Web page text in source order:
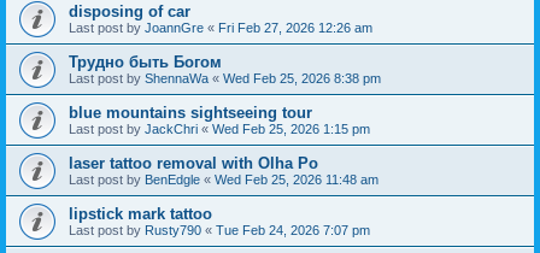
disposing of car
Last post by JoannGre « Fri Feb 27, 2026 12:26 am
Трудно быть Богом
Last post by ShennaWa « Wed Feb 25, 2026 8:38 pm
blue mountains sightseeing tour
Last post by JackChri « Wed Feb 25, 2026 1:15 pm
laser tattoo removal with Olha Po
Last post by BenEdgle « Wed Feb 25, 2026 11:48 am
lipstick mark tattoo
Last post by Rusty790 « Tue Feb 24, 2026 7:07 pm